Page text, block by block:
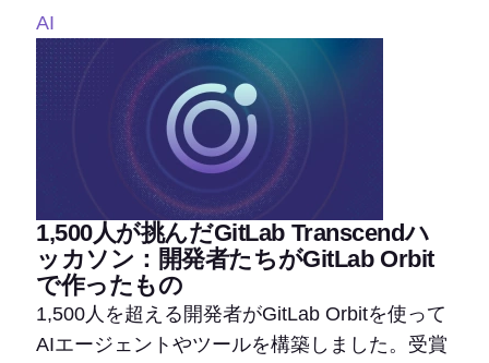
AI
1,500人が挑んだGitLab Transcendハ
ッカソン：開発者たちがGitLab Orbit
で作ったもの
1,500人を超える開発者がGitLab Orbitを使って
AIエージェントやツールを構築しました。受賞